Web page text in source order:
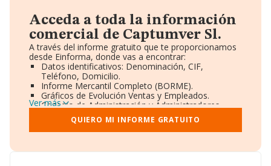
Acceda a toda la información
comercial de Captumver Sl.
A través del informe gratuito que te proporcionamos
desde Einforma, donde vas a encontrar:
Datos identificativos: Denominación, CIF,
Teléfono, Domicilio.
Informe Mercantil Completo (BORME).
Gráficos de Evolución Ventas y Empleados.
Consejo de Administración y Administradores.
Directivos y Ejecutivos.
Accionistas.
Participaciones y Vinculaciones en otras empresas.
Información oficial y registral complementaria.
Ver más
QUIERO MI INFORME GRATUITO